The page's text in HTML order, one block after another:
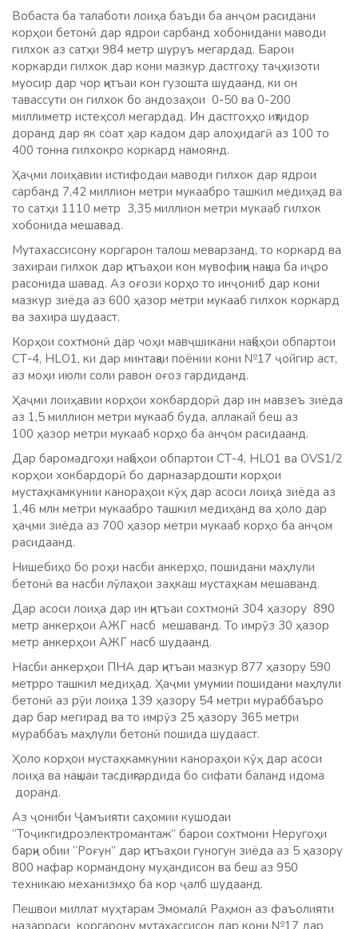
Вобаста ба талаботи лоиҳа баъди ба анҷом расидани
корҳои бетонӣ дар ядрои сарбанд хобонидани маводи
гилхок аз сатҳи 984 метр шуруъ мегардад. Барои
коркарди гилхок дар кони мазкур дастгоҳу таҷҳизоти
муосир дар чор қитъаи кон гузошта шудаанд, ки он
тавассути он гилхок бо андозаҳои 0-50 ва 0-200
миллиметр истеҳсол мегардад. Ин дастгоҳҳо иқтидор
доранд дар як соат ҳар кадом дар алоҳидагӣ аз 100 то
400 тонна гилхокро коркард намоянд.
Ҳаҷми лоиҳавии истифодаи маводи гилхок дар ядрои
сарбанд 7,42 миллион метри мукаабро ташкил медиҳад ва
то сатҳи 1110 метр 3,35 миллион метри мукааб гилхок
хобонида мешавад.
Мутахассисону коргарон талош меварзанд, то коркард ва
захираи гилхок дар қитъаҳои кон мувофиқи нақша ба иҷро
расонида шавад. Аз оғози корҳо то инҷониб дар кони
мазкур зиёда аз 600 ҳазор метри мукааб гилхок коркард
ва захира шудааст.
Корҳои сохтмонӣ дар чоҳи мавҷшикани нақбҳои обпартои
СТ-4, НLО1, ки дар минтақаи поёнии кони №17 ҷойгир аст,
аз моҳи июли соли равон оғоз гардиданд.
Ҳаҷми лоиҳавии корҳои хокбардорӣ дар ин мавзеъ зиёда
аз 1,5 миллион метри мукааб буда, аллакай беш аз
100 ҳазор метри мукааб корҳо ба анҷом расидаанд.
Дар баромадгоҳи нақбҳои обпартои СТ-4, HLO1 ва OVS1/2
корҳои хокбардорӣ бо дарназардошти корҳои
мустаҳкамкунии канораҳои кӯҳ дар асоси лоиҳа зиёда аз
1,46 млн метри мукаабро ташкил медиҳанд ва ҳоло дар
ҳаҷми зиёда аз 700 ҳазор метри мукааб корҳо ба анҷом
расидаанд.
Нишебиҳо бо роҳи насби анкерҳо, пошидани маҳлули
бетонӣ ва насби лӯлаҳои заҳкаш мустаҳкам мешаванд.
Дар асоси лоиҳа дар ин қитъаи сохтмонӣ 304 ҳазору 890
метр анкерҳои АЖГ насб мешаванд. То имрӯз 30 ҳазор
метр анкерҳои АЖГ насб шудаанд.
Насби анкерҳои ПНА дар қитъаи мазкур 877 ҳазору 590
метрро ташкил медиҳад. Ҳаҷми умумии пошидани маҳлули
бетонӣ аз рӯи лоиҳа 139 ҳазору 54 метри мураббаъро
дар бар мегирад ва то имрӯз 25 ҳазору 365 метри
мураббаъ маҳлули бетонӣ пошида шудааст.
Ҳоло корҳои мустаҳкамкунии канораҳои кӯҳ дар асоси
лоиҳа ва нақшаи тасдиқгардида бо сифати баланд идома
доранд.
Аз ҷониби Ҷамъияти саҳомии кушодаи
“Тоҷикгидроэлектромантаж” барои сохтмони Неругоҳи
барқи обии “Роғун” дар қитъаҳои гуногун зиёда аз 5 ҳазору
800 нафар кормандону муҳандисон ва беш аз 950
техникаю механизмҳо ба кор ҷалб шудаанд.
Пешвои миллат муҳтарам Эмомалӣ Раҳмон аз фаъолияти
назарраси коргарону мутахассисон дар кони №17 дар